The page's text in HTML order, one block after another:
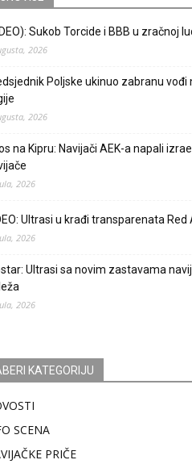
Sukob Torcide i BBB u zračnoj
2026
Poljske ukinuo zabranu vođi
2026
na Kipru: Navijači AEK-a napali
2026
Ultrasi u krađi transparenata Red
2026
Ultrasi sa novim zastavama
2026
KATEGORIJU
SCENA
PRIČE